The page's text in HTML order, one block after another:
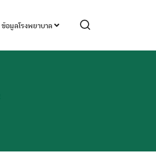
ข้อมูลโรงพยาบาล